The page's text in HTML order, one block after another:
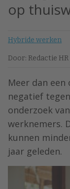
op
Hybride werken
Door: Redactie
Meer dan
negatief
onderzoek
werknemers.
kunnen
jaar geleden.